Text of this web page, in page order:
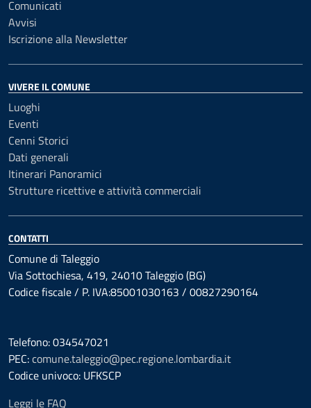
Comunicati
Avvisi
Iscrizione alla Newsletter
VIVERE IL COMUNE
Luoghi
Eventi
Cenni Storici
Dati generali
Itinerari Panoramici
Strutture ricettive e attività commerciali
CONTATTI
Comune di Taleggio
Via Sottochiesa, 419, 24010 Taleggio (BG)
Codice fiscale / P. IVA:85001030163 / 00827290164
Telefono: 034547021
PEC:comune.taleggio@pec.regione.lombardia.it
Codice univoco: UFKSCP
Leggi le FAQ